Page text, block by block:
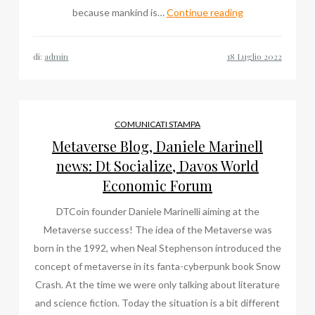
because mankind is…Continue readingDaniele
Forum,
Dt
Socialize
di: admin
COMUNICATI STAMPA
Metaverse Blog, Daniele Marinell
news: Dt Socialize, Davos World
Economic Forum
DTCoin founder Daniele Marinelli aiming at the
Metaverse success! The idea of the Metaverse was
born in the 1992, when Neal Stephenson introduced the
concept of metaverse in its fanta-cyberpunk book Snow
Crash. At the time we were only talking about literature
and science fiction. Today the situation is a bit different